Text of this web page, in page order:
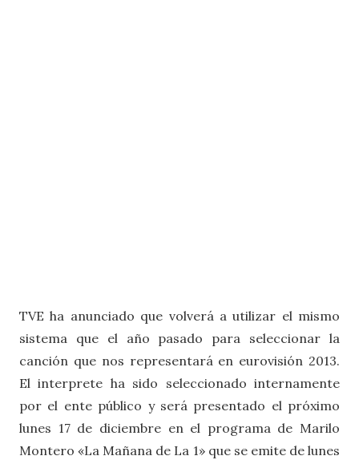
TVE ha anunciado que volverá a utilizar el mismo
sistema que el año pasado para seleccionar la
canción que nos representará en eurovisión 2013.
El interprete ha sido seleccionado internamente
por el ente público y será presentado el próximo
lunes 17 de diciembre en el programa de Marilo
Montero «La Mañana de La 1» que se emite de lunes